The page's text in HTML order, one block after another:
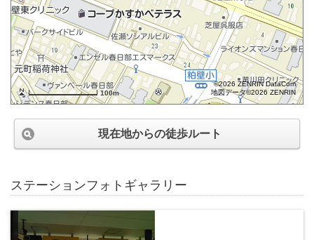
100m
©2026 ZENRIN DataCom
地図データ©2026 ZENRIN
現在地からの徒歩ルート
ステーションフォトギャラリー